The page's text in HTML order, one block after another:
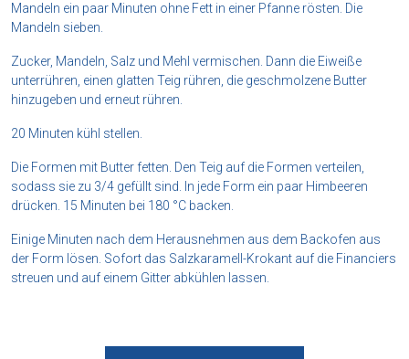
Mandeln ein paar Minuten ohne Fett in einer Pfanne rösten. Die
Mandeln sieben.
Zucker, Mandeln, Salz und Mehl vermischen. Dann die Eiweiße
unterrühren, einen glatten Teig rühren, die geschmolzene Butter
hinzugeben und erneut rühren.
20 Minuten kühl stellen.
Die Formen mit Butter fetten. Den Teig auf die Formen verteilen,
sodass sie zu 3/4 gefüllt sind. In jede Form ein paar Himbeeren
drücken. 15 Minuten bei 180 °C backen.
Einige Minuten nach dem Herausnehmen aus dem Backofen aus
der Form lösen. Sofort das Salzkaramell-Krokant auf die Financiers
streuen und auf einem Gitter abkühlen lassen.